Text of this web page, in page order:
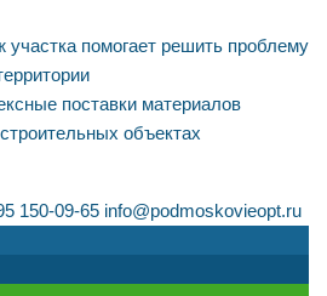
участка помогает решить проблему
поставки материалов
объектах
150-09-65 info@podmoskovieopt.ru